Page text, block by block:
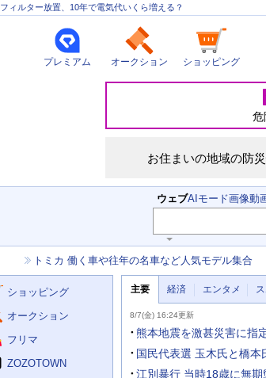
フィルター放置、10年で電気代いくら増える？
プレミアム オークション ショッピング
災
危
お住まいの地域の防
検
索
ウェブAIモード画像動
ワ
ー
力
補
助
を
開
く
トミカ 働く車や往年の名車など人気モデル集合
ショッピング
オークション
フリマ
ZOZOTOWN
ュ
ス
主要 経済 エンタメ
要
ニ
ー
8/7(金) 16:24更新
熊本地震を激甚災害に指
国民代表選 玉木氏と橋本
江別暴行 当時18歳に無期